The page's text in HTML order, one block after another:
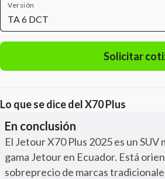
Versión
TA 6 DCT
Solicitar
Lo que se dice delX70 Plus
En conclusión
El Jetour X70 Plus 2025 es un
gama Jetour en Ecuador. Está
sobreprecio de marcas